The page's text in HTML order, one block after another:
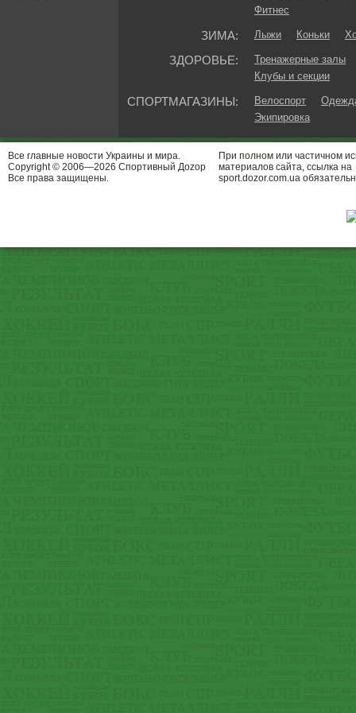
Фитнес
ЗИМА: Лыжи Коньки
ЗДОРОВЬЕ:
Тренажерные залы
Клубы и секции
СПОРТМАГАЗИНЫ: Велоспорт
Экипировка
Все главные новости Украины и мира.
Copyright © 2006—2026 Спортивный Доzор
Все права защищены.
При полном или частичном
материалов сайта, ссылка на
sport.dozor.com.ua